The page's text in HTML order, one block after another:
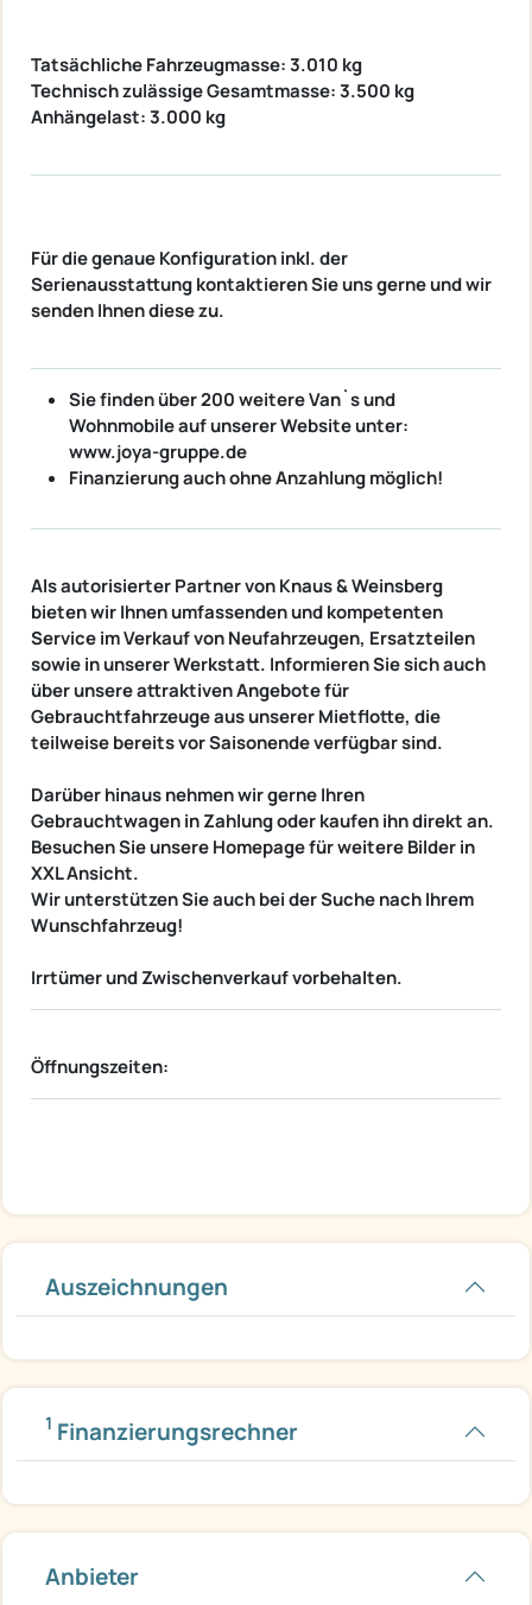
Tatsächliche Fahrzeugmasse: 3.010 kg
Technisch zulässige Gesamtmasse: 3.500 kg
Anhängelast: 3.000 kg
Für die genaue Konfiguration inkl. der
Serienausstattung kontaktieren Sie uns gerne und wir
senden Ihnen diese zu.
Sie finden über 200 weitere Van`s und
Wohnmobile auf unserer Website unter:
www.joya-gruppe.de
Finanzierung auch ohne Anzahlung möglich!
Als autorisierter Partner von Knaus & Weinsberg
bieten wir Ihnen umfassenden und kompetenten
Service im Verkauf von Neufahrzeugen, Ersatzteilen
sowie in unserer Werkstatt. Informieren Sie sich auch
über unsere attraktiven Angebote für
Gebrauchtfahrzeuge aus unserer Mietflotte, die
teilweise bereits vor Saisonende verfügbar sind.
Darüber hinaus nehmen wir gerne Ihren
Gebrauchtwagen in Zahlung oder kaufen ihn direkt an.
Besuchen Sie unsere Homepage für weitere Bilder in
XXL Ansicht.
Wir unterstützen Sie auch bei der Suche nach Ihrem
Wunschfahrzeug!
Irrtümer und Zwischenverkauf vorbehalten.
Öffnungszeiten:
Auszeichnungen
1 Finanzierungsrechner
Anbieter